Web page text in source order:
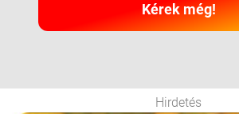
Kérek még!
Hirdetés